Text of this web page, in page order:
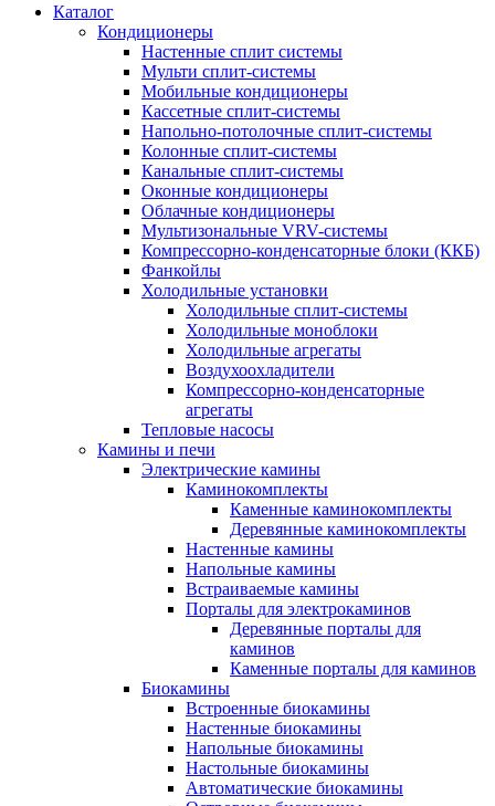
Каталог
Кондиционеры
Настенные сплит системы
Мульти сплит-системы
Мобильные кондиционеры
Кассетные сплит-системы
Напольно-потолочные сплит-системы
Колонные сплит-системы
Канальные сплит-системы
Оконные кондиционеры
Облачные кондиционеры
Мультизональные VRV-системы
Компрессорно-конденсаторные блоки (ККБ)
Фанкойлы
Холодильные установки
Холодильные сплит-системы
Холодильные моноблоки
Холодильные агрегаты
Воздухоохладители
Компрессорно-конденсаторные
агрегаты
Тепловые насосы
Камины и печи
Электрические камины
Каминокомплекты
Каменные каминокомплекты
Деревянные каминокомплекты
Настенные камины
Напольные камины
Встраиваемые камины
Порталы для электрокаминов
Деревянные порталы для
каминов
Каменные порталы для каминов
Биокамины
Встроенные биокамины
Настенные биокамины
Напольные биокамины
Настольные биокамины
Автоматические биокамины